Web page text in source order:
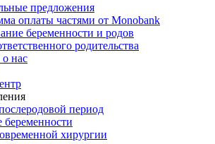
предложения
оплаты частями от Monobank
беременности и родов
родительства
нас
период
беременности
хирургии